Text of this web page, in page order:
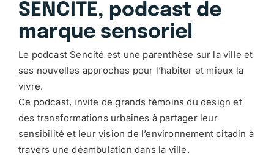
SENCITE, podcast de
marque sensoriel
Le podcast Sencité est une parenthèse sur la ville et
ses nouvelles approches pour l’habiter et mieux la
vivre.
Ce podcast, invite de grands témoins du design et
des transformations urbaines à partager leur
sensibilité et leur vision de l’environnement citadin à
travers une déambulation dans la ville.